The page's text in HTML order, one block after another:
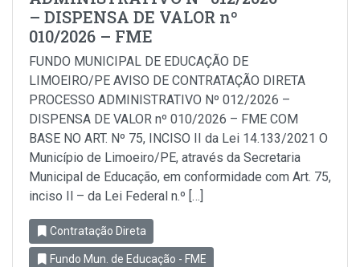
– DISPENSA DE VALOR nº
010/2026 – FME
FUNDO MUNICIPAL DE EDUCAÇÃO DE
LIMOEIRO/PE AVISO DE CONTRATAÇÃO DIRETA
PROCESSO ADMINISTRATIVO Nº 012/2026 –
DISPENSA DE VALOR nº 010/2026 – FME COM
BASE NO ART. Nº 75, INCISO II da Lei 14.133/2021 O
Município de Limoeiro/PE, através da Secretaria
Municipal de Educação, em conformidade com Art. 75,
inciso Il – da Lei Federal n.º […]
Contratação Direta
Fundo Mun. de Educação - FME